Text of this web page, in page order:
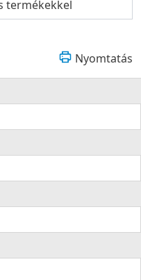
termékekkel
Nyomtatás